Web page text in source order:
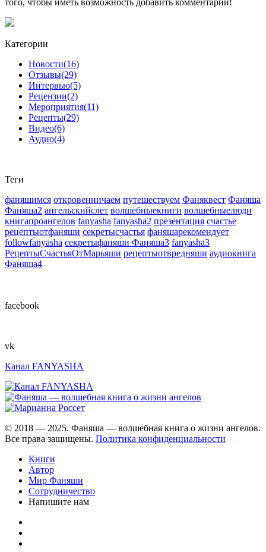
Категории
Новости(16)
Отзывы(29)
Интервью(5)
Рецензии(2)
Мероприятия(11)
Рецепты(29)
Видео(6)
Аудио(4)
Теги
фаняшимся откровенничаем путешествуем Фаняквест Фаняша
Фаняша2 ангельскийслет волшебныекниги волшебныелюди
книгапроангелов fanyasha fanyasha2 презентация счастье
рецептыотфаняши секретысчастья фаняшарекомендует
followfanyasha секретыфаняши Фаняша3 fanyasha3
РецептыСчастьяОтМарьяши рецептыотвредняши аудиокнига
Фаняша4
facebook
vk
Канал FANYASHA
© 2018 — 2025. Фаняша — волшебная книга о жизни ангелов.
Все права защищены. Политика конфиденциальности
Книги
Автор
Мир Фаняши
Сотрудничество
Напишите нам